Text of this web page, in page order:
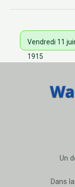
Vendredi 11
1915
Un
Dans